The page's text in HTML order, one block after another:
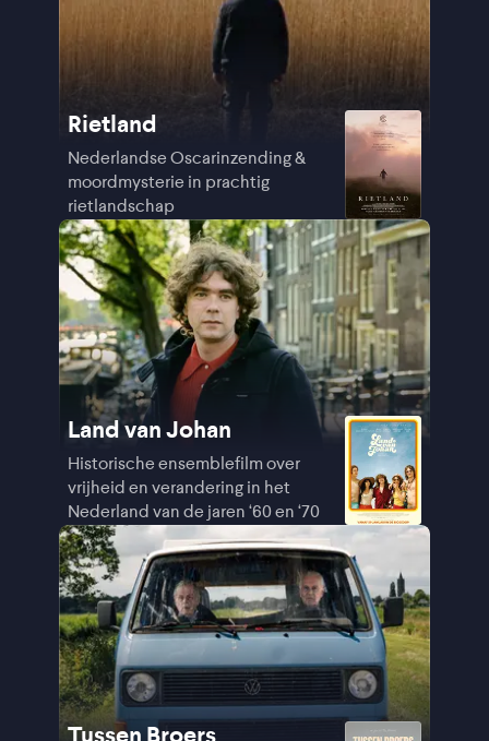
Rietland
Nederlandse Oscarinzending &
moordmysterie in prachtig
rietlandschap
Land van Johan
Historische ensemblefilm over
vrijheid en verandering in het
Nederland van de jaren ‘60 en ‘70
Tussen Broers